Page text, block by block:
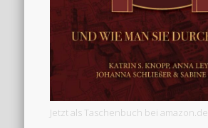
Jetzt als Taschenbuch bei amazon.de